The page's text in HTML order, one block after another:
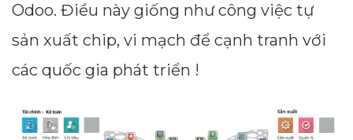
Odoo. Điều này giống như công việc tự
sản xuất chip, vi mạch để cạnh tranh với
các quốc gia phát triển !